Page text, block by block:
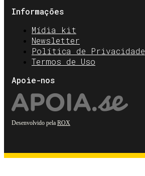
Informações
Mídia kit
Newsletter
Política de Privacidade
Termos de Uso
Apoie-nos
Desenvolvido pela ROX